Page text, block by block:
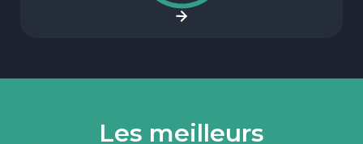
Les meilleurs